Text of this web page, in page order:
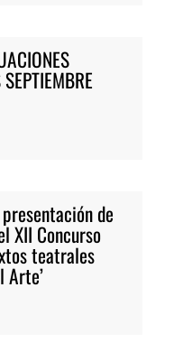
de
XII Concurso
teatrales
Arte’